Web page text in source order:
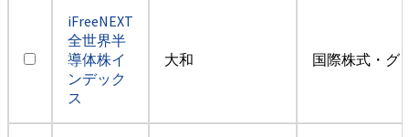
iFreeNEXT
全世界半
導体株イ
ンデック
ス
大和 国際株式・グ